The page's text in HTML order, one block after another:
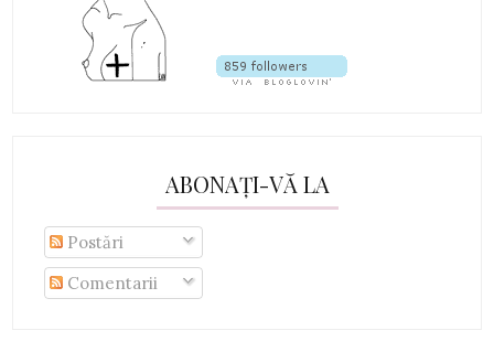
ABONAȚI-VĂ LA
Postări
Comentarii